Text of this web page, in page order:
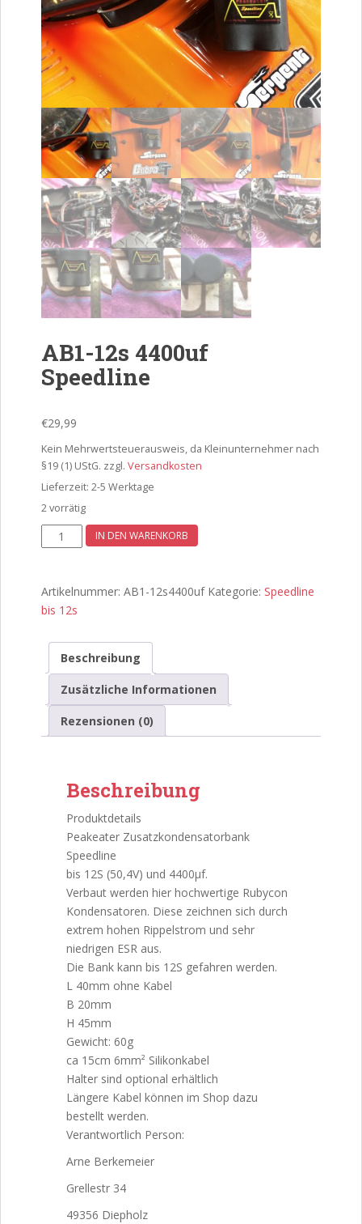
AB1-12s 4400uf
Speedline
€29,99
Kein Mehrwertsteuerausweis, da Kleinunternehmer nach
§19 (1) UStG. zzgl. Versandkosten
Lieferzeit: 2-5 Werktage
2 vorrätig
AB1-
12s
Speedline
Menge
IN DEN WARENKORB
Artikelnummer: AB1-12s4400uf Kategorie: Speedline
bis 12s
Beschreibung
Zusätzliche Informationen
Rezensionen (0)
Beschreibung
Produktdetails
Peakeater Zusatzkondensatorbank
Speedline
bis 12S (50,4V) und 4400µf.
Verbaut werden hier hochwertige Rubycon
Kondensatoren. Diese zeichnen sich durch
extrem hohen Rippelstrom und sehr
niedrigen ESR aus.
Die Bank kann bis 12S gefahren werden.
L 40mm ohne Kabel
B 20mm
H 45mm
Gewicht: 60g
ca 15cm 6mm² Silikonkabel
Halter sind optional erhältlich
Längere Kabel können im Shop dazu
bestellt werden.
Verantwortlich Person:
Arne Berkemeier
Grellestr 34
49356 Diepholz